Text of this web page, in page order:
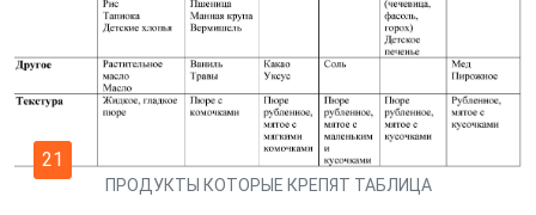
21
ПРОДУКТЫ КОТОРЫЕ КРЕПЯТ ТАБЛИЦА